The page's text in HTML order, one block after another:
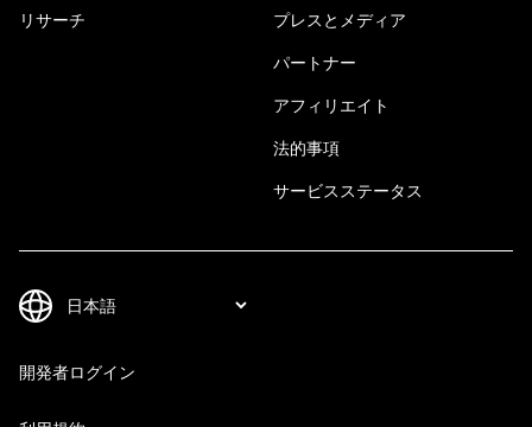
リサーチ プレスとメディア
パートナー
アフィリエイト
法的事項
サービスステータス
開発者ログイン